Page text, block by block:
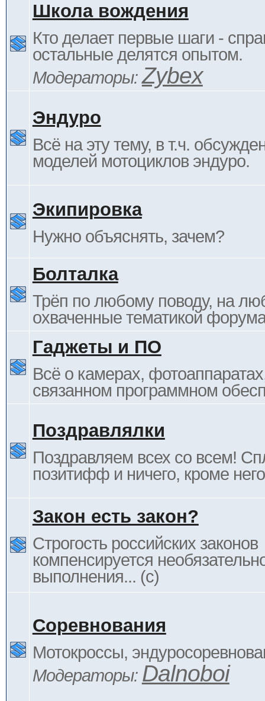
Школа вождения
Кто делает первые шаги -
остальные делятся опытом.
Модераторы:Zybex
Эндуро
Всё на эту тему, в т.ч.
моделей мотоциклов эндуро.
Экипировка
Нужно объяснять, зачем?
Болталка
Трёп по любому поводу, на
охваченные тематикой
Гаджеты и ПО
Всё о камерах,
связанном программном
Поздравлялки
Поздравляем всех со всем!
позитифф и ничего, кроме
Закон есть закон?
Строгость российских законов
компенсируется
выполнения... (c)
Соревнования
Мотокроссы,
Модераторы: Dalnoboi